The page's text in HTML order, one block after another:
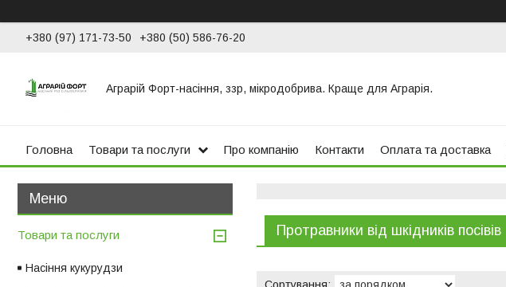
+380 (97) 171-73-50 +380 (50) 586-76-20
Аграрій Форт-насіння, ззр, мікродобрива. Краще для Аграрія.
Головна Товари та послуги Про компанію Контакти Оплата та доставка
Протравники від шкідників посівів
Товари та послуги
Насіння кукурудзи